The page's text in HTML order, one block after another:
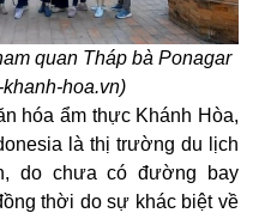
quan Tháp bà Ponagar
hoa.vn)
hóa ẩm thực Khánh Hòa,
là thị trường du lịch
do chưa có đường bay
thời do sự khác biệt về